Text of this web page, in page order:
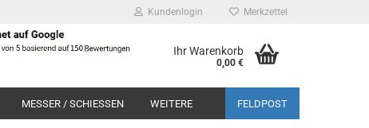
Kundenlogin Merkzettel
Ihr Warenkorb
0,00 €
MESSER / SCHIESSEN FELDPOST
WEITERE